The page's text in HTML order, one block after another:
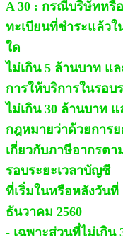
A 30 : กรณีบริษัทหรื
ทะเบียนที่ชำระแล้ว
ใด
ไม่เกิน 5 ล้านบาท แ
การให้บริการในรอบ
ไม่เกิน 30 ล้านบาท
กฎหมายว่าด้วยการ
เกี่ยวกับภาษีอากรต
รอบระยะเวลาบัญชี
ที่เริ่มในหรือหลังวันที่
ธันวาคม 2560
- เฉพาะส่วนที่ไม่เกิน